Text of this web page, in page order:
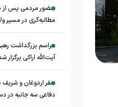
حضور مردمی پس از
مطالبه‌گری در مسیر
مراسم بزرگداشت
آیت‌الله اراکی برگزار
سفر اردوغان و شریف
دفاعی سه جانبه در